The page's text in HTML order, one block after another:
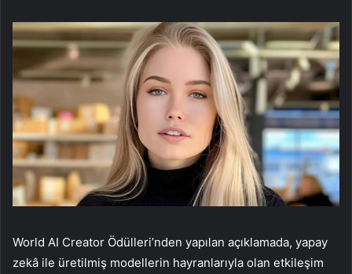
World AI Creator Ödülleri’nden yapılan açıklamada, yapay
zekâ ile üretilmiş modellerin hayranlarıyla olan etkileşim